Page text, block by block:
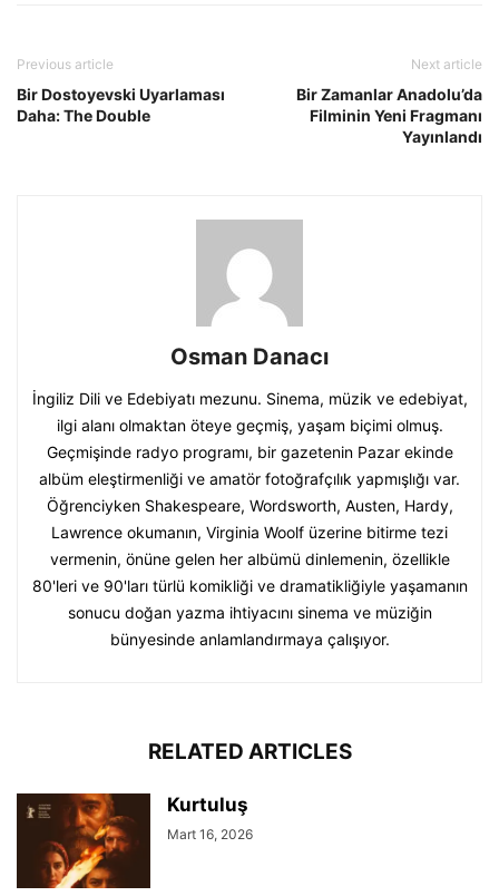
Previous article
Bir Dostoyevski Uyarlaması
Daha: The Double
Next article
Bir Zamanlar Anadolu’da
Filminin Yeni Fragmanı
Yayınlandı
Osman Danacı
İngiliz Dili ve Edebiyatı mezunu. Sinema, müzik ve edebiyat,
ilgi alanı olmaktan öteye geçmiş, yaşam biçimi olmuş.
Geçmişinde radyo programı, bir gazetenin Pazar ekinde
albüm eleştirmenliği ve amatör fotoğrafçılık yapmışlığı var.
Öğrenciyken Shakespeare, Wordsworth, Austen, Hardy,
Lawrence okumanın, Virginia Woolf üzerine bitirme tezi
vermenin, önüne gelen her albümü dinlemenin, özellikle
80'leri ve 90'ları türlü komikliği ve dramatikliğiyle yaşamanın
sonucu doğan yazma ihtiyacını sinema ve müziğin
bünyesinde anlamlandırmaya çalışıyor.
RELATED ARTICLES
Kurtuluş
Mart 16, 2026